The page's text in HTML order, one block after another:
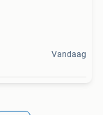
Vandaag